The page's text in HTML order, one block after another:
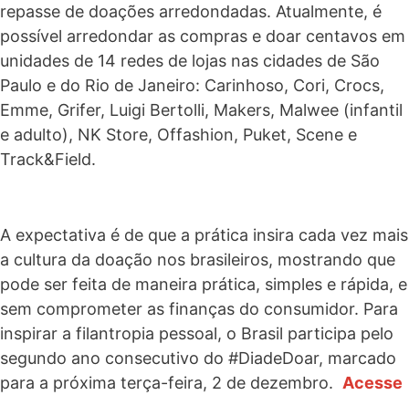
repasse de doações arredondadas. Atualmente, é
possível arredondar as compras e doar centavos em
unidades de 14 redes de lojas nas cidades de São
Paulo e do Rio de Janeiro: Carinhoso, Cori, Crocs,
Emme, Grifer, Luigi Bertolli, Makers, Malwee (infantil
e adulto), NK Store, Offashion, Puket, Scene e
Track&Field.
A expectativa é de que a prática insira cada vez mais
a cultura da doação nos brasileiros, mostrando que
pode ser feita de maneira prática, simples e rápida, e
sem comprometer as finanças do consumidor. Para
inspirar a filantropia pessoal, o Brasil participa pelo
segundo ano consecutivo do #DiadeDoar, marcado
para a próxima terça-feira, 2 de dezembro. Acesse